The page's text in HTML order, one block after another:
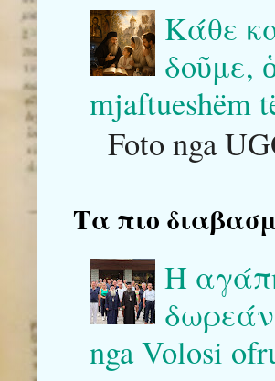
Κάθε
δοῦμε,
mjaftueshëm
Foto nga
Τα πιο
Η
δωρεάν
nga Volosi